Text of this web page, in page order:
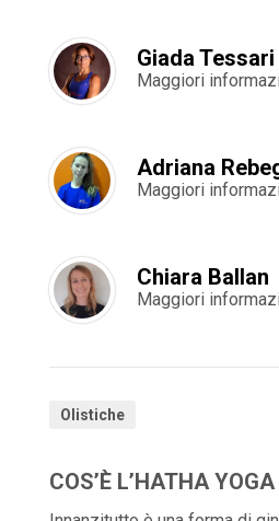
Giada Tessari
Maggiori
Adriana
Maggiori
Chiara Ballan
Maggiori
Olistiche
COS’È L’HATHA YOGA